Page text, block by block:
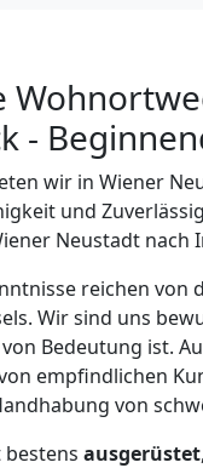
-
wir in Wiener
und
Neustadt nach
reichen
Wir sind uns
Bedeutung ist.
empfindlichen
von
bestens ausgerüstet